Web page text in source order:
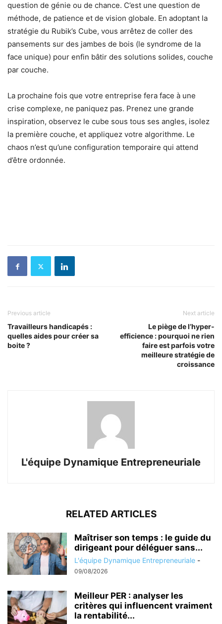
question de génie ou de chance. C’est une question de
méthode, de patience et de vision globale. En adoptant la
stratégie du Rubik’s Cube, vous arrêtez de coller des
pansements sur des jambes de bois (le syndrome de la
face unique) pour enfin bâtir des solutions solides, couche
par couche.
La prochaine fois que votre entreprise fera face à une
crise complexe, ne paniquez pas. Prenez une grande
inspiration, observez le cube sous tous ses angles, isolez
la première couche, et appliquez votre algorithme. Le
chaos n’est qu’une configuration temporaire qui attend
d’être ordonnée.
Previous article
Travailleurs handicapés :
quelles aides pour créer sa
boite ?
Next article
Le piège de l’hyper-
efficience : pourquoi ne rien
faire est parfois votre
meilleure stratégie de
croissance
L'équipe Dynamique Entrepreneuriale
RELATED ARTICLES
Maîtriser son temps : le guide du
dirigeant pour déléguer sans...
L'équipe Dynamique Entrepreneuriale -
09/08/2026
Meilleur PER : analyser les
critères qui influencent vraiment
la rentabilité...